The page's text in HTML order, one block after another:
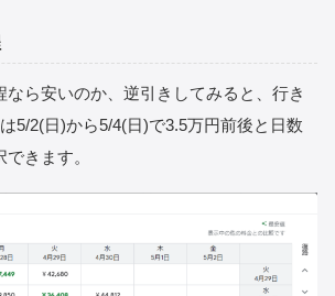
なら安いのか、逆引きしてみると、行き
5/2(日)から5/4(日)で3.5万円前後と日数
きます。